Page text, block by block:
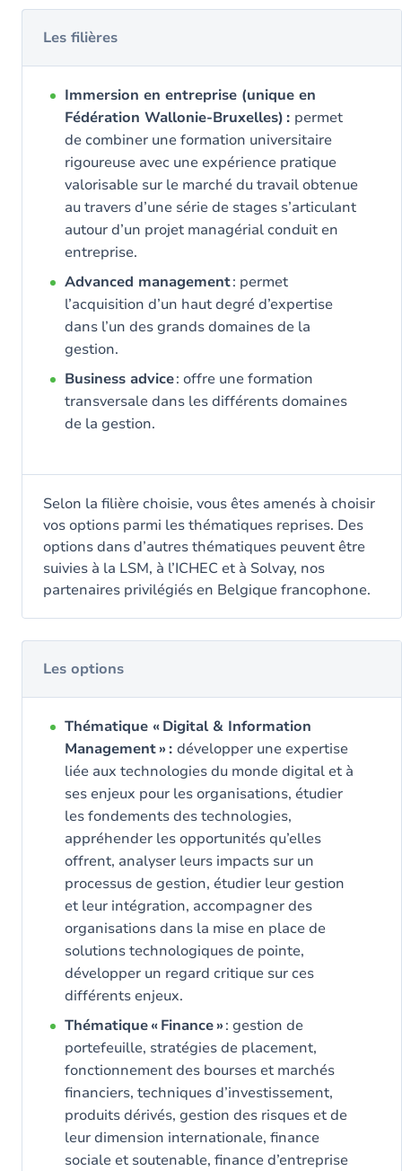
Les filières
Immersion en entreprise (unique en
Fédération Wallonie-Bruxelles) : permet
de combiner une formation universitaire
rigoureuse avec une expérience pratique
valorisable sur le marché du travail obtenue
au travers d’une série de stages s’articulant
autour d’un projet managérial conduit en
entreprise.
Advanced management: permet
l’acquisition d’un haut degré d’expertise
dans l’un des grands domaines de la
gestion.
Business advice: offre une formation
transversale dans les différents domaines
de la gestion.
Selon la filière choisie, vous êtes amenés à choisir
vos options parmi les thématiques reprises. Des
options dans d’autres thématiques peuvent être
suivies à la LSM, à l’ICHEC et à Solvay, nos
partenaires privilégiés en Belgique francophone.
Les options
Thématique « Digital & Information
Management » : développer une expertise
liée aux technologies du monde digital et à
ses enjeux pour les organisations, étudier
les fondements des technologies,
appréhender les opportunités qu’elles
offrent, analyser leurs impacts sur un
processus de gestion, étudier leur gestion
et leur intégration, accompagner des
organisations dans la mise en place de
solutions technologiques de pointe,
développer un regard critique sur ces
différents enjeux.
Thématique « Finance »: gestion de
portefeuille, stratégies de placement,
fonctionnement des bourses et marchés
financiers, techniques d’investissement,
produits dérivés, gestion des risques et de
leur dimension internationale, finance
sociale et soutenable, finance d’entreprise